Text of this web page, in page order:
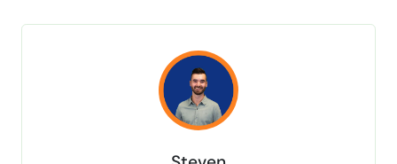
E-mailmarketing B2B Sales
management consultant
Verandermanagement